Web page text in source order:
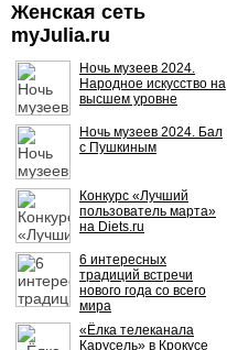
Женская сеть
myJulia.ru
Ночь музеев 2024.
Народное искусство на
высшем уровне
Ночь музеев 2024. Бал
с Пушкиным
Конкурс «Лучший
пользователь марта»
на Diets.ru
6 интересных
традиций встречи
нового года со всего
мира
«Ёлка телеканала
Карусель» в Крокусе